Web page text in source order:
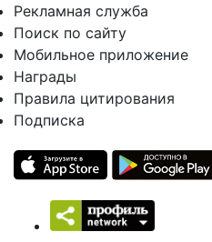
Рекламная служба
Поиск по сайту
Мобильное приложение
Награды
Правила цитирования
Подписка